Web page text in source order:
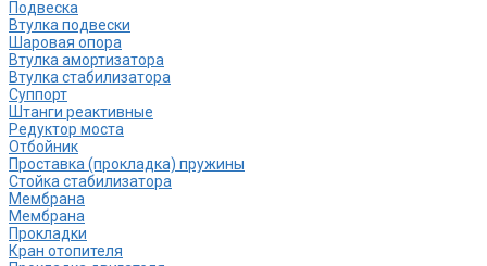
Подвеска
Втулка подвески
Шаровая опора
Втулка амортизатора
Втулка стабилизатора
Cуппорт
Штанги реактивные
Редуктор моста
Отбойник
Проставка (прокладка) пружины
Стойка стабилизатора
Мембрана
Мембрана
Прокладки
Кран отопителя